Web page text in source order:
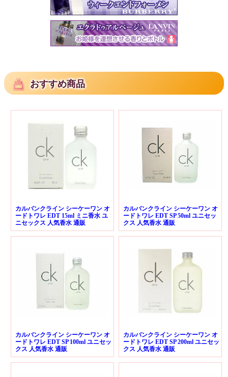
おすすめ商品
カルバンクライン シーケーワン オ
ードトワレ EDT 15ml ミニ香水 ユ
ニセックス 人気香水 通販
カルバンクライン シーケーワン オ
ードトワレ EDT SP 50ml ユニセッ
クス 人気香水 通販
カルバンクライン シーケーワン オ
ードトワレ EDT SP 100ml ユニセッ
クス 人気香水 通販
カルバンクライン シーケーワン オ
ードトワレ EDT SP 200ml ユニセッ
クス 人気香水 通販